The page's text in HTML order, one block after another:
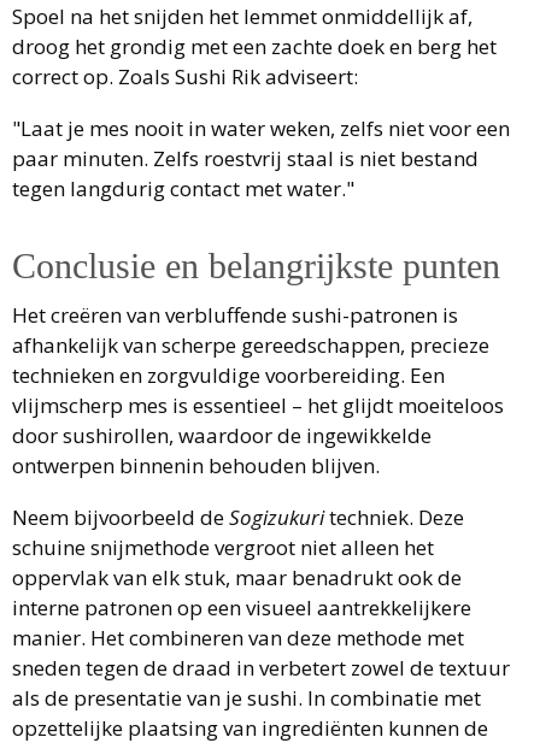
Spoel na het snijden het lemmet onmiddellijk af,
droog het grondig met een zachte doek en berg het
correct op. Zoals Sushi Rik adviseert:
"Laat je mes nooit in water weken, zelfs niet voor een
paar minuten. Zelfs roestvrij staal is niet bestand
tegen langdurig contact met water."
Conclusie en belangrijkste punten
Het creëren van verbluffende sushi-patronen is
afhankelijk van scherpe gereedschappen, precieze
technieken en zorgvuldige voorbereiding. Een
vlijmscherp mes is essentieel – het glijdt moeiteloos
door sushirollen, waardoor de ingewikkelde
ontwerpen binnenin behouden blijven.
Neem bijvoorbeeld deSogizukuritechniek. Deze
schuine snijmethode vergroot niet alleen het
oppervlak van elk stuk, maar benadrukt ook de
interne patronen op een visueel aantrekkelijkere
manier. Het combineren van deze methode met
sneden tegen de draad in verbetert zowel de textuur
als de presentatie van je sushi. In combinatie met
opzettelijke plaatsing van ingrediënten kunnen de